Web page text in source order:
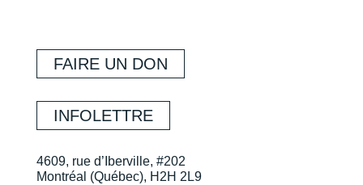
FAIRE UN DON
INFOLETTRE
4609, rue d’Iberville, #202
Montréal (Québec), H2H 2L9